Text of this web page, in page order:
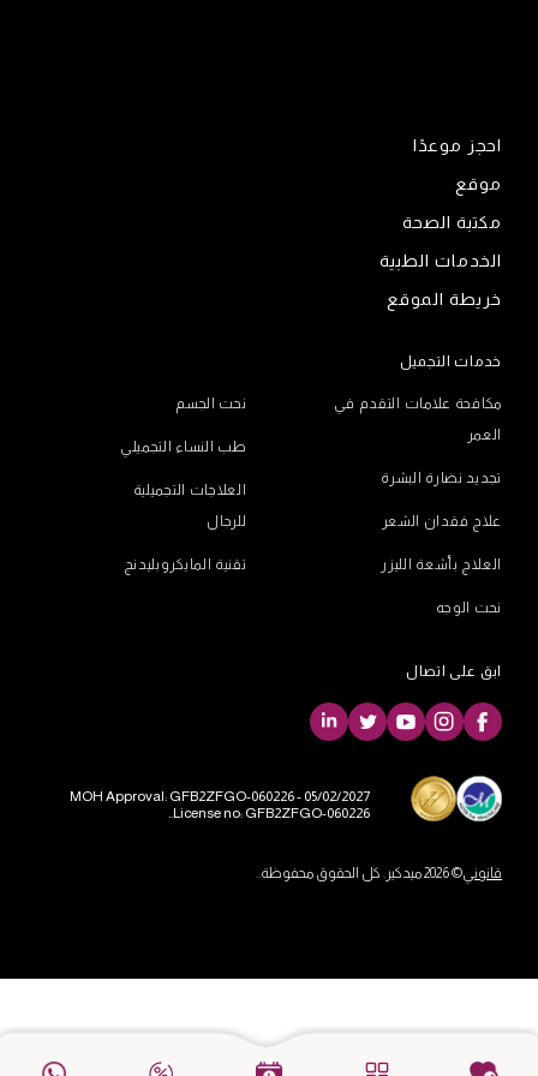
احجز موعدًا
موقع
مكتبة الصحة
الخدمات الطبية
خريطة الموقع
خدمات التجميل
مكافحة علامات التقدم في
العمر
تجديد نضارة البشرة
علاج فقدان الشعر
العلاج بأشعة الليزر
نحت الوجه
نحت الجسم
طب النساء التجميلي
العلاجات التجميلية
للرجال
تقنية المايكروبليدنج
ابق على اتصال
MOH Approval: GFB2ZFGO-060226 - 05/02/2027
License no: GFB2ZFGO-060226..
قانوني© 2026 ميدكير. كل الحقوق محفوظة..